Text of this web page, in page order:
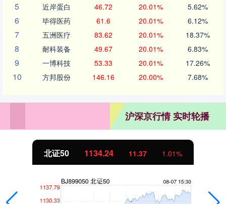
5 近岸蛋白 46.72 20.01% 5.62%
6 毕得医药 61.6 20.01% 6.12%
7 五洲医疗 83.62 20.01% 18.37%
8 耐科装备 49.67 20.01% 6.83%
9 一博科技 53.33 20.01% 17.26%
10 方邦股份 146.16 20.00% 7.68%
沪深京行情 实时轮播
北证50 1134.24 11.37 1.01%